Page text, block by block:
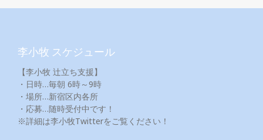
李小牧 スケジュール
【李小牧 辻立ち支援】
・日時…毎朝 6時～9時
・場所…新宿区内各所
・応募…随時受付中です！
※詳細は李小牧Twitterをご覧ください！